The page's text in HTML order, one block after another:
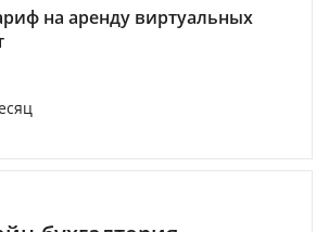
на аренду виртуальных